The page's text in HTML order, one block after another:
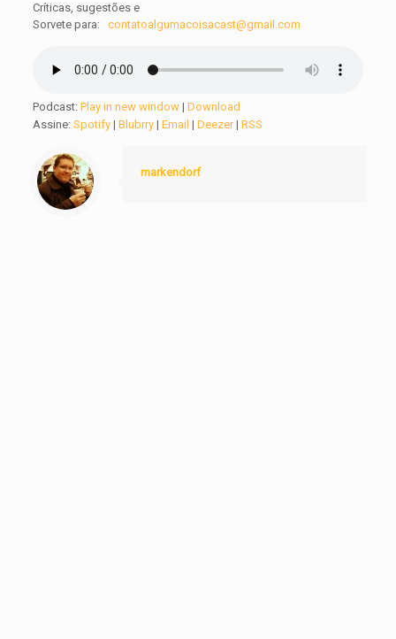
Críticas, sugestões e
Sorvete para:
contatoalgumacoisacast@gmail.com
Podcast:Play in new window |Download
Assine:Spotify |Blubrry |Email |Deezer|RSS
markendorf